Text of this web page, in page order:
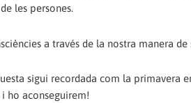
les persones.
a través de la nostra manera de
sigui recordada com la primavera
ho aconseguirem!